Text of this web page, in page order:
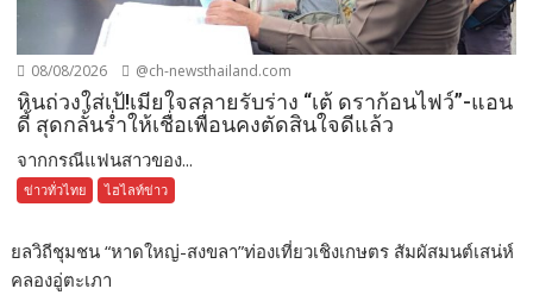
08/08/2026 @ch-newsthailand.com
หินถ่วงใส่เป้!เมียใจสลายรับร่าง “เต้ ดราก้อนไฟว์”-แอน
ดี้ สุดกลั้นร่ำให้เชื่อเพื่อนคงตัดสินใจดีแล้ว
จากกรณีแฟนสาวของ...
ข่าวทั่วไทย ไฮไลท์ข่าว
ยลวิถีชุมชน “หาดใหญ่-สงขลา”ท่องเที่ยวเชิงเกษตร สัมผัสมนต์เสน่ห์
คลองอู่ตะเภา